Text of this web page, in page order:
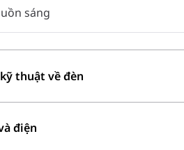
sáng
thuật về đèn
điện